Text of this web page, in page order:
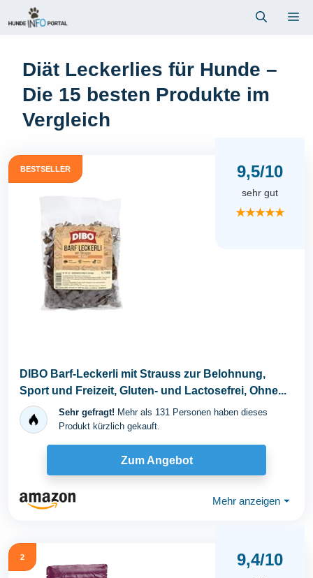
Inhalt
Diät Leckerlies für Hunde –
Die 15 besten Produkte im
Vergleich
BESTSELLER 9,5/10
sehr gut
★★★★★
DIBO Barf-Leckerli mit Strauss zur Belohnung,
Sport und Freizeit, Gluten- und Lactosefrei, Ohne...
Sehr gefragt! Mehr als 131 Personen haben dieses
Produkt kürzlich gekauft.
Zum Angebot
Mehr anzeigen ⏷
2 9,4/10